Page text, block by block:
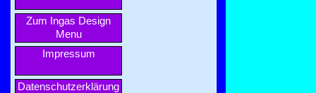
Zum Ingas Design
Menu
Impressum
Datenschutzerklärung